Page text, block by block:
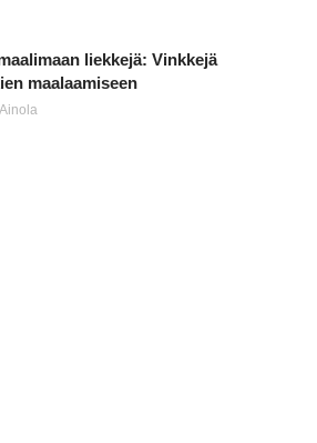
liekkejä: Vinkkejä
maalaamiseen